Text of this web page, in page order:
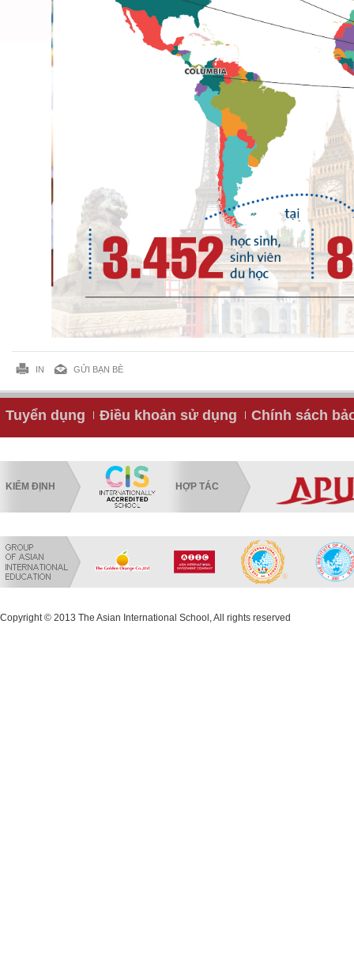
IN GỬI BẠN BÈ
Tuyển dụng Điều khoản sử dụng Chính sách
KIỂM ĐỊNH HỢP TÁC
Copyright © 2013 The Asian International School, All rights reserved